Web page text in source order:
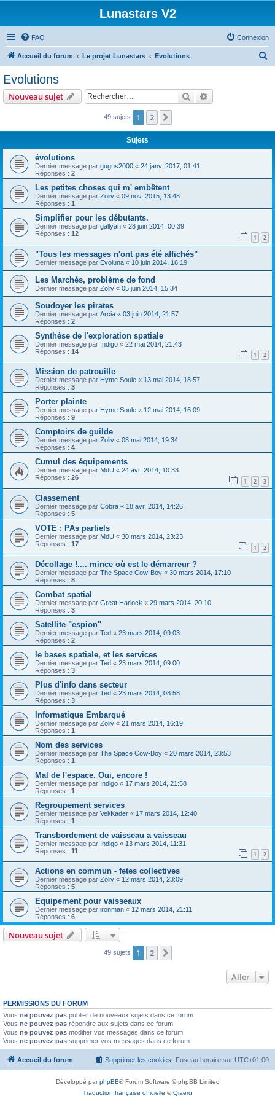
Lunastars V2
FAQ Connexion
Accueil du forum Le projet Lunastars Evolutions
Evolutions
Nouveau sujet Rechercher
49 sujets 1 2
Sujets
évolutions
Dernier message par gugus2000 « 24 janv. 2017, 01:41
Réponses : 2
Les petites choses qui m' embêtent
Dernier message par Zoliv « 09 nov. 2015, 13:48
Réponses : 1
Simplifier pour les débutants.
Dernier message par gallyan « 28 juin 2014, 00:39
Réponses : 12 1 2
"Tous les messages n'ont pas été affichés"
Dernier message par Evoluna « 10 juin 2014, 16:19
Les Marchés, problème de fond
Dernier message par Zoliv « 05 juin 2014, 15:34
Soudoyer les pirates
Dernier message par Arcia « 03 juin 2014, 21:57
Réponses : 2
Synthèse de l'exploration spatiale
Dernier message par Indigo « 22 mai 2014, 21:43
Réponses : 14 1 2
Mission de patrouille
Dernier message par Hyme Soule « 13 mai 2014, 18:57
Réponses : 3
Porter plainte
Dernier message par Hyme Soule « 12 mai 2014, 16:09
Réponses : 9
Comptoirs de guilde
Dernier message par Zoliv « 08 mai 2014, 19:34
Réponses : 4
Cumul des équipements
Dernier message par MdU « 24 avr. 2014, 10:33
Réponses : 26 1 2 3
Classement
Dernier message par Cobra « 18 avr. 2014, 14:26
Réponses : 5
VOTE : PAs partiels
Dernier message par MdU « 30 mars 2014, 23:23
Réponses : 17 1 2
Décollage !.... mince où est le démarreur ?
Dernier message par The Space Cow-Boy « 30 mars 2014, 17:10
Réponses : 8
Combat spatial
Dernier message par Great Harlock « 29 mars 2014, 20:10
Réponses : 3
Satellite "espion"
Dernier message par Ted « 23 mars 2014, 09:03
Réponses : 2
le bases spatiale, et les services
Dernier message par Ted « 23 mars 2014, 09:00
Réponses : 3
Plus d'info dans secteur
Dernier message par Ted « 23 mars 2014, 08:58
Réponses : 3
Informatique Embarqué
Dernier message par Zoliv « 21 mars 2014, 16:19
Réponses : 1
Nom des services
Dernier message par The Space Cow-Boy « 20 mars 2014, 23:53
Réponses : 1
Mal de l'espace. Oui, encore !
Dernier message par Indigo « 17 mars 2014, 21:58
Réponses : 1
Regroupement services
Dernier message par Vel/Kader « 17 mars 2014, 12:40
Réponses : 1
Transbordement de vaisseau a vaisseau
Dernier message par Indigo « 13 mars 2014, 11:31
Réponses : 11 1 2
Actions en commun - fetes collectives
Dernier message par Zoliv « 12 mars 2014, 23:09
Réponses : 5
Equipement pour vaisseaux
Dernier message par ironman « 12 mars 2014, 21:11
Réponses : 6
Nouveau sujet
49 sujets 1 2
Aller
PERMISSIONS DU FORUM
Vous ne pouvez pas publier de nouveaux sujets dans ce forum
Vous ne pouvez pas répondre aux sujets dans ce forum
Vous ne pouvez pas modifier vos messages dans ce forum
Vous ne pouvez pas supprimer vos messages dans ce forum
Accueil du forum Fuseau horaire sur UTC+01:00
Supprimer les cookies
Développé parphpBB® Forum Software © phpBB Limited
Traduction française officielle ©Qiaeru